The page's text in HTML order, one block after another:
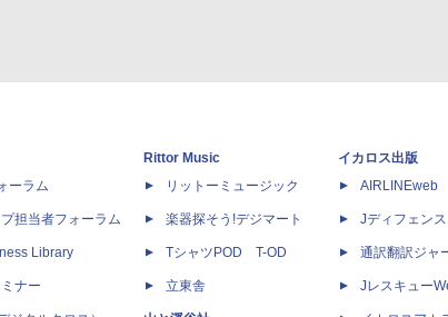
ーラム
担当者フォーラム
Library
ナー
Rittor Music
リットーミュージック
楽器探そう!デジマート
TシャツPOD T-OD
立東舎
イカロス出版
AIRLINEweb
Jディフェン
通訳翻訳ジャ
Jレスキュー